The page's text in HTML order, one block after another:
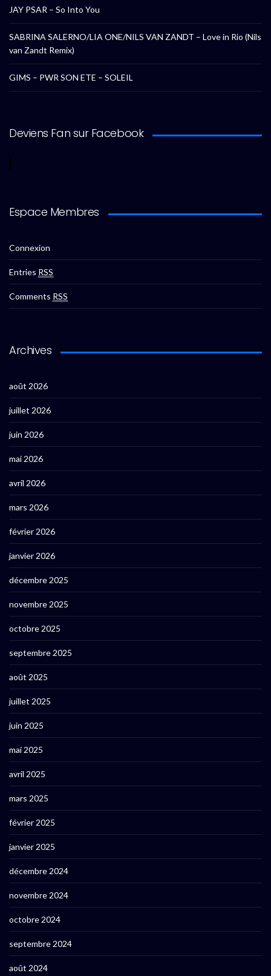
JAY PSAR – So Into You
SABRINA SALERNO/LIA ONE/NILS VAN ZANDT – Love in Rio (Nils
van Zandt Remix)
GIMS – PWR SON ETE – SOLEIL
Deviens Fan sur Facebook
Espace Membres
Connexion
Entries RSS
Comments RSS
Archives
août 2026
juillet 2026
juin 2026
mai 2026
avril 2026
mars 2026
février 2026
janvier 2026
décembre 2025
novembre 2025
octobre 2025
septembre 2025
août 2025
juillet 2025
juin 2025
mai 2025
avril 2025
mars 2025
février 2025
janvier 2025
décembre 2024
novembre 2024
octobre 2024
septembre 2024
août 2024